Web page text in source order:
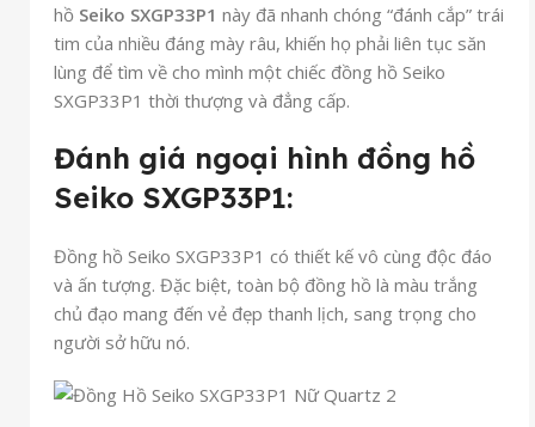
hồ Seiko SXGP33P1 này đã nhanh chóng “đánh cắp” trái
tim của nhiều đáng mày râu, khiến họ phải liên tục săn
lùng để tìm về cho mình một chiếc đồng hồ Seiko
SXGP33P1 thời thượng và đẳng cấp.
Đánh giá ngoại hình đồng hồ
Seiko SXGP33P1:
Đồng hồ Seiko SXGP33P1 có thiết kế vô cùng độc đáo
và ấn tượng. Đặc biệt, toàn bộ đồng hồ là màu trắng
chủ đạo mang đến vẻ đẹp thanh lịch, sang trọng cho
người sở hữu nó.